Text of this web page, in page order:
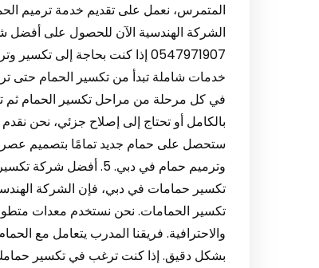
المتمرس، نعمل على تقديم خدمة ترميم
0547971907 إذا كنت بحاجة إلى
خدمات شاملة تبدأ من تكسير الحمام حتى
في كل مرحلة من مراحل تكسير الحمام ثم
بالكامل أو تحتاج إلى إصلاح جزئي، نحن
ستحصل على حمام جديد تمامًا بتصميم
تكسير حمامات في دبي، فإن الشركة
تكسير الحمامات. نحن نستخدم معدات
والاحترافية. فريقنا المدرب يتعامل مع
بشكل دقيق. إذا كنت ترغب في تكسير حمامك